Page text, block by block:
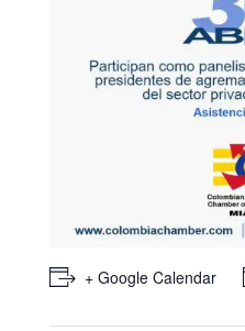
+ Google Calendar